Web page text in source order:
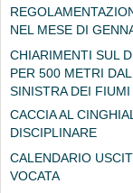
NEL MESE DI
CHIARIMENTI SUL
PER 500 METRI
SINISTRA DEI FIUMI
CACCIA AL
DISCIPLINARE
CALENDARIO
VOCATA